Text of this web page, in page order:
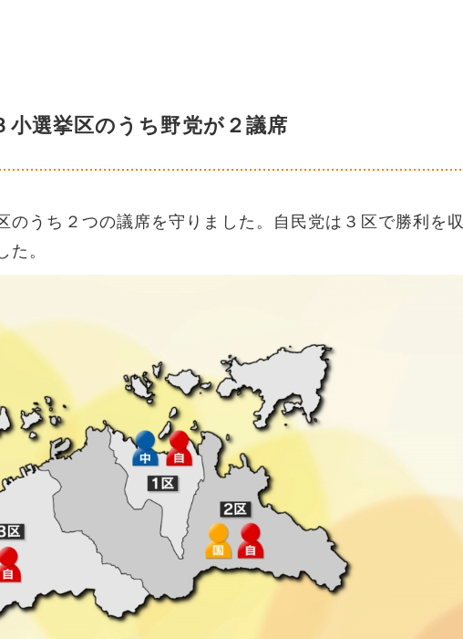
選挙区のうち野党が２議席
のうち２つの議席を守りました。自民党は３区で勝利を収
た。